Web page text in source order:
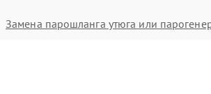
Замена парошланга утюга или